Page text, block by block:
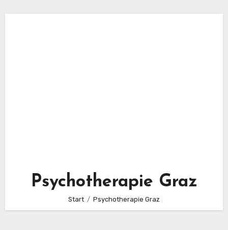
Psychotherapie Graz
Start Psychotherapie Graz